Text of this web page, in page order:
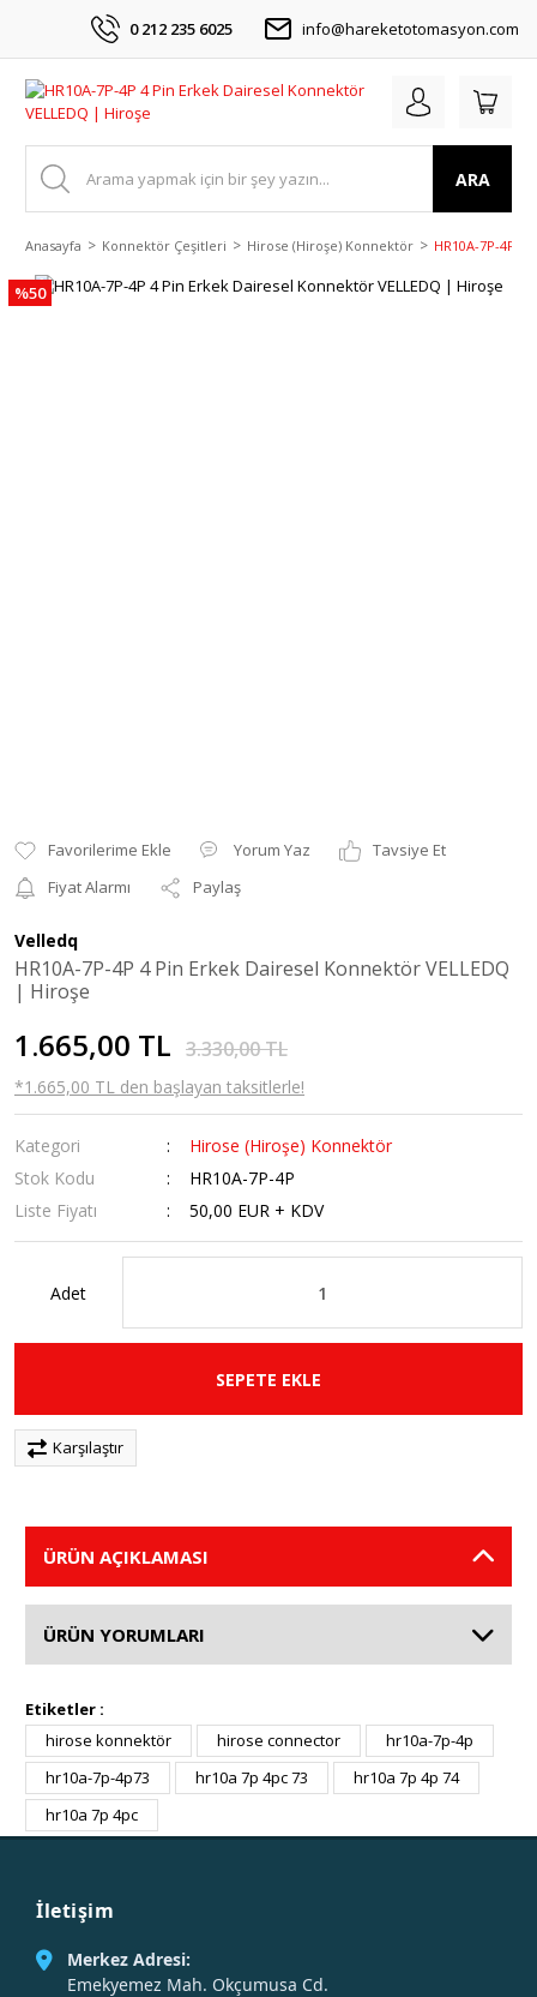
0 212 235 6025 info@hareketotomasyon.com
ARA
Anasayfa Konnektör Çeşitleri Hirose (Hiroşe) Konnektör HR10A-7P-4P
%50
Yorum Yaz
Tavsiye Et
Fiyat Alarmı
Paylaş
Velledq
HR10A-7P-4P 4 Pin Erkek Dairesel Konnektör VELLEDQ
| Hiroşe
1.665,00 TL 3.330,00 TL
*1.665,00 TL den başlayan taksitlerle!
Kategori
Hirose (Hiroşe) Konnektör
Stok Kodu
HR10A-7P-4P
Liste Fiyatı
50,00 EUR + KDV
Adet
SEPETE EKLE
Karşılaştır
ÜRÜN AÇIKLAMASI
ÜRÜN YORUMLARI
Etiketler :
hirose konnektör
hirose connector
hr10a-7p-4p
hr10a-7p-4p73
hr10a 7p 4pc 73
hr10a 7p 4p 74
hr10a 7p 4pc
İletişim
Merkez Adresi:
Emekyemez Mah. Okçumusa Cd.